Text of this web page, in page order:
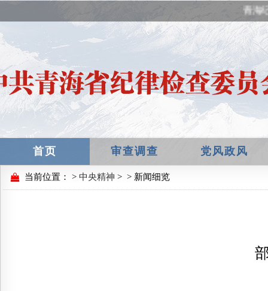
青海
首页 审查调查 党风政风
当前位置： > 中央精神 > > 新闻细览